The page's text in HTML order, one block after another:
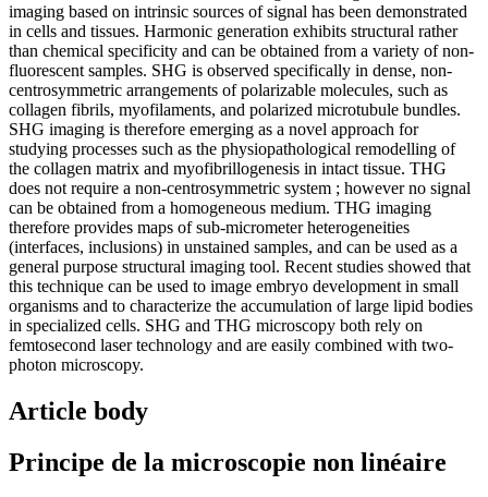
imaging based on intrinsic sources of signal has been demonstrated
in cells and tissues. Harmonic generation exhibits structural rather
than chemical specificity and can be obtained from a variety of non-
fluorescent samples. SHG is observed specifically in dense, non-
centrosymmetric arrangements of polarizable molecules, such as
collagen fibrils, myofilaments, and polarized microtubule bundles.
SHG imaging is therefore emerging as a novel approach for
studying processes such as the physiopathological remodelling of
the collagen matrix and myofibrillogenesis in intact tissue. THG
does not require a non-centrosymmetric system ; however no signal
can be obtained from a homogeneous medium. THG imaging
therefore provides maps of sub-micrometer heterogeneities
(interfaces, inclusions) in unstained samples, and can be used as a
general purpose structural imaging tool. Recent studies showed that
this technique can be used to image embryo development in small
organisms and to characterize the accumulation of large lipid bodies
in specialized cells. SHG and THG microscopy both rely on
femtosecond laser technology and are easily combined with two-
photon microscopy.
Article body
Principe de la microscopie non linéaire